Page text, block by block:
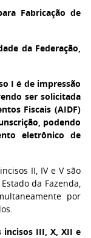
Fabricação de
da Federação,
I é de impressão
ser solicitada
Fiscais (AIDF)
podendo
eletrônico de
II, IV e V são
da Fazenda,
por
incisos III, X, XII e